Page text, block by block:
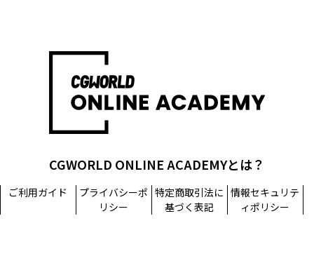
CGWORLD ONLINE ACADEMYとは？
ご利用ガイド
プライバシーポ
リシー
特定商取引法に
基づく表記
情報セキュリテ
ィポリシー